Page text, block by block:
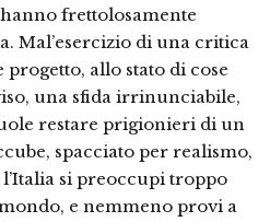
frettolosamente
Mal’esercizio di una critica
allo stato di cose
una sfida irrinunciabile,
restare prigionieri di un
spacciato per realismo,
si preoccupi troppo
e nemmeno provi a